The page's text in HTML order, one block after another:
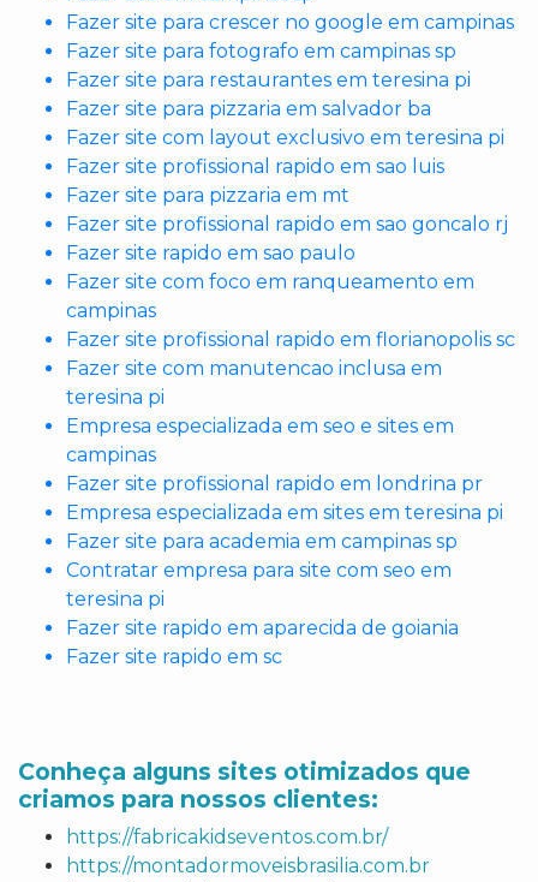
Fazer site para crescer no google em campinas
Fazer site para fotografo em campinas sp
Fazer site para restaurantes em teresina pi
Fazer site para pizzaria em salvador ba
Fazer site com layout exclusivo em teresina pi
Fazer site profissional rapido em sao luis
Fazer site para pizzaria em mt
Fazer site profissional rapido em sao goncalo rj
Fazer site rapido em sao paulo
Fazer site com foco em ranqueamento em
campinas
Fazer site profissional rapido em florianopolis sc
Fazer site com manutencao inclusa em
teresina pi
Empresa especializada em seo e sites em
campinas
Fazer site profissional rapido em londrina pr
Empresa especializada em sites em teresina pi
Fazer site para academia em campinas sp
Contratar empresa para site com seo em
teresina pi
Fazer site rapido em aparecida de goiania
Fazer site rapido em sc
Conheça alguns sites otimizados que
criamos para nossos clientes:
https://fabricakidseventos.com.br/
https://montadormoveisbrasilia.com.br